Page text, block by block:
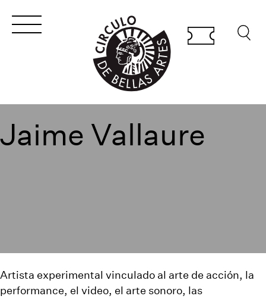
Jaime Vallaure
Artista experimental vinculado al arte de acción, la
performance, el video, el arte sonoro, las